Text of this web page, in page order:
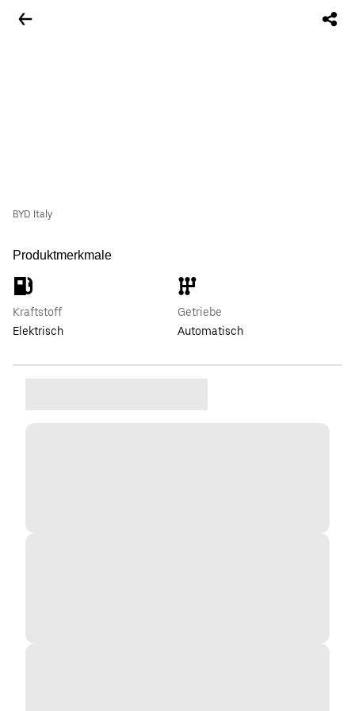
BYD Italy
Produktmerkmale
Kraftstoff
Elektrisch
Getriebe
Automatisch